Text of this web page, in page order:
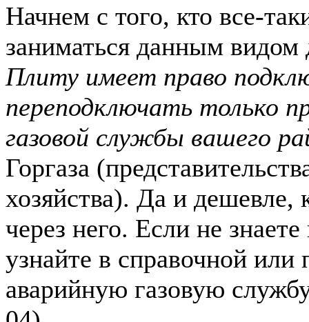
Начнем с того, кто все-
заниматься данным видом
Плиту имеет право
переподключать только
газовой службы вашего
Горгаза
хозяйства). Да и дешевле,
через него. Если не
узнайте в справочной или
аварийную газовую